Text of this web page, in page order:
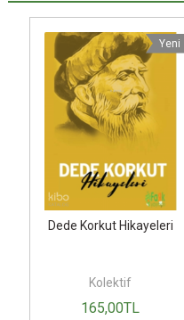
Yeni
Dede Korkut Hikayeleri
Kolektif
165,00TL